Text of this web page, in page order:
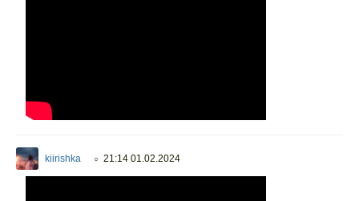
kiirishka ○ 21:14 01.02.2024